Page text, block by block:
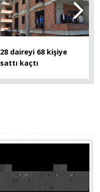
28 daireyi 68 kişiye
sattı kaçtı